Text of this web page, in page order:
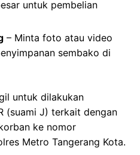
untuk pembelian
– Minta foto atau video
sembako di
untuk dilakukan
(suami J) terkait dengan
ke nomor
Metro Tangerang Kota.